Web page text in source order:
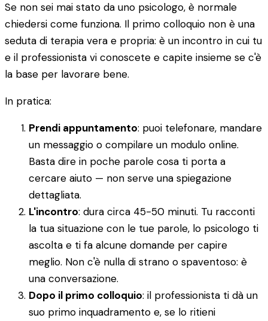
Se non sei mai stato da uno psicologo, è normale
chiedersi come funziona. Il primo colloquio non è una
seduta di terapia vera e propria: è un incontro in cui tu
e il professionista vi conoscete e capite insieme se c'è
la base per lavorare bene.
In pratica:
Prendi appuntamento: puoi telefonare, mandare
un messaggio o compilare un modulo online.
Basta dire in poche parole cosa ti porta a
cercare aiuto — non serve una spiegazione
dettagliata.
L'incontro: dura circa 45-50 minuti. Tu racconti
la tua situazione con le tue parole, lo psicologo ti
ascolta e ti fa alcune domande per capire
meglio. Non c'è nulla di strano o spaventoso: è
una conversazione.
Dopo il primo colloquio: il professionista ti dà un
suo primo inquadramento e, se lo ritieni